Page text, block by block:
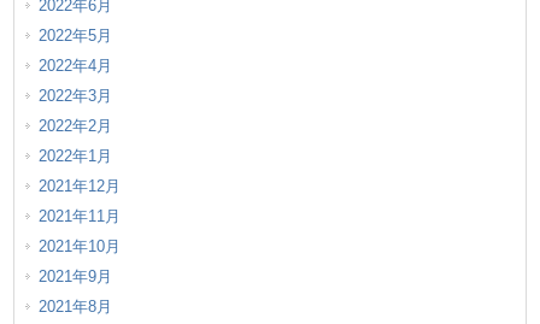
2022年6月
2022年5月
2022年4月
2022年3月
2022年2月
2022年1月
2021年12月
2021年11月
2021年10月
2021年9月
2021年8月